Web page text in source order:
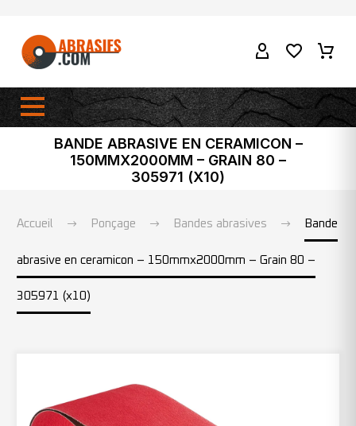
BANDE ABRASIVE EN CERAMICON –
150MMX2000MM – GRAIN 80 –
305971 (X10)
Accueil Ponçage Bandes abrasives Bande
abrasive en ceramicon – 150mmx2000mm – Grain 80 –
305971 (x10)